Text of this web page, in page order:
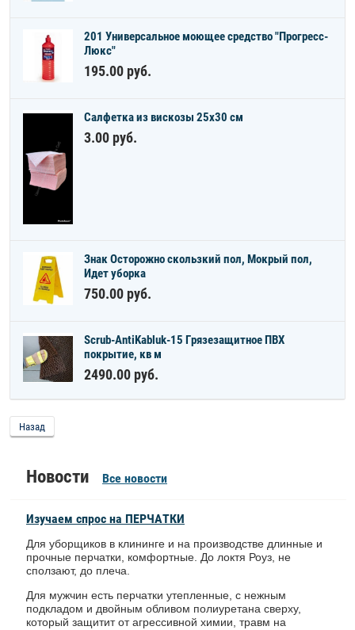
201 Универсальное моющее средство "Прогресс-
Люкс"
195.00 руб.
Салфетка из вискозы 25х30 см
3.00 руб.
Знак Осторожно скользкий пол, Мокрый пол,
Идет уборка
750.00 руб.
Scrub-AntiKabluk-15 Грязезащитное ПВХ
покрытие, кв м
2490.00 руб.
Назад
Новости Все новости
Изучаем спрос на ПЕРЧАТКИ
Для уборщиков в клининге и на производстве длинные и
прочные перчатки, комфортные. До локтя Роуз, не
сползают, до плеча.
Для мужчин есть перчатки утепленные, с нежным
подкладом и двойным обливом полиуретана сверху,
который защитит от агрессивной химии, травм на